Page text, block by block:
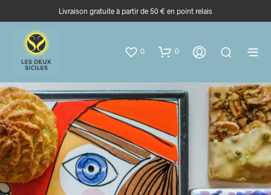
Livraison gratuite à partir de 50 € en point relais
0 0